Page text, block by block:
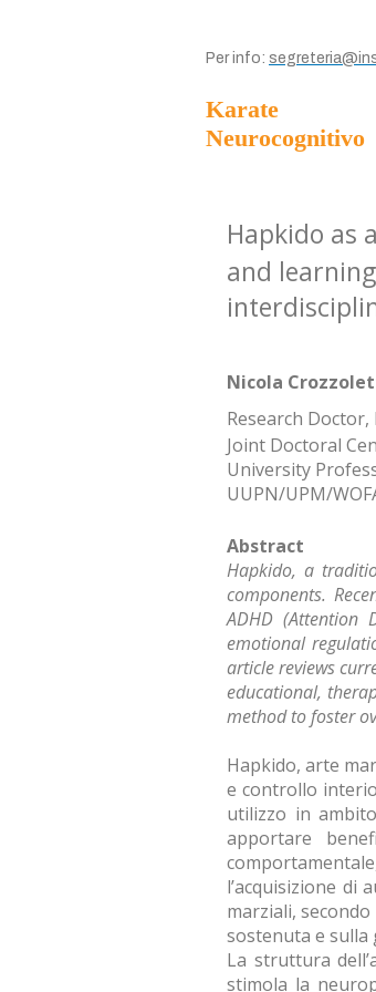
Per info:
Karate
Neurocognitivo
Hapkido as
and
Nicola
Research
Joint Doctoral
University
UUPN/UPM/
Abstract
Hapkido, a
components.
ADHD (Attention
emotional
article reviews
educational,
method to foster
Hapkido, arte
e controllo
utilizzo in
apportare
l’acquisizione di
marziali,
sostenuta e sulla
La struttura
stimola la